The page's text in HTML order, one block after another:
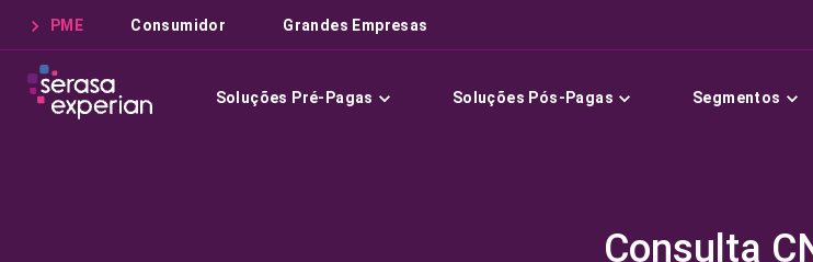
PME Consumidor Grandes Empresas
Soluções Pré-Pagas Soluções Pós-Pagas Segmentos
Consulta